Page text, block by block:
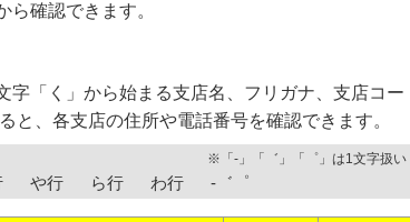
確認できます。
字「く」から始まる支店名、フリガナ、支店コー
と、各支店の住所や電話番号を確認できます。
※「-」「゛」「゜」は1文字扱い
や行 ら行 わ行 -゛゜